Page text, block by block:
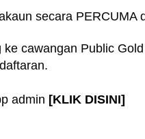
secara PERCUMA
ke cawangan Public
admin [KLIK DISINI]